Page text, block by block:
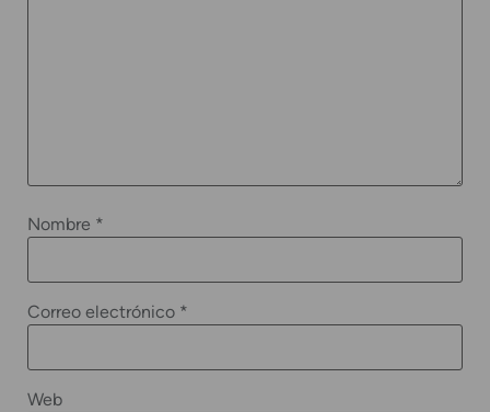
Nombre *
Correo electrónico *
Web